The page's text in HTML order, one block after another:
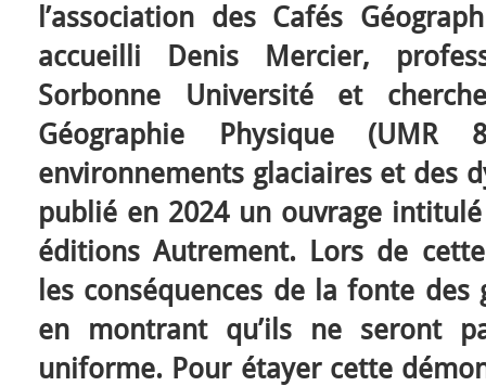
l’association des Cafés
accueilli Denis Mercier,
Sorbonne Université et
Géographie Physique (UMR
environnements glaciaires et des
publié en 2024 un ouvrage
éditions Autrement. Lors de
les conséquences de la fonte
en montrant qu’ils ne seront
uniforme. Pour étayer cette